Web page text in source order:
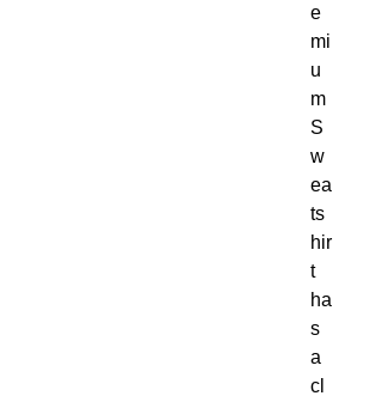
e
mi
u
m
S
w
ea
ts
hir
t
ha
s
a
cl